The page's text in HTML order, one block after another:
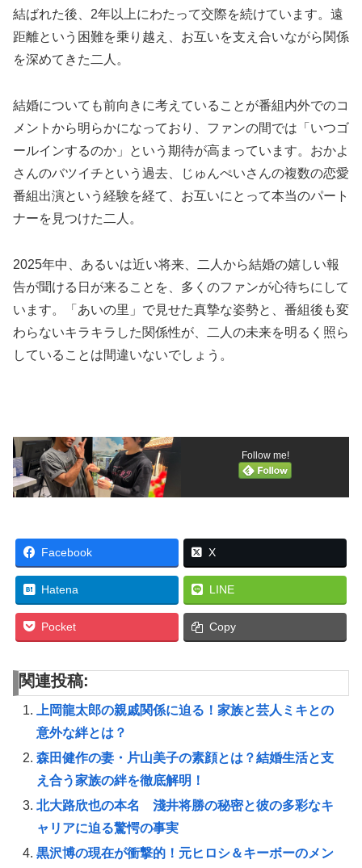
結ばれた後、2年以上にわたって交際を続けています。遠
距離という困難を乗り越え、お互いを支え合いながら関係
を深めてきた二人。
結婚についても前向きに考えていることが番組内外でのコ
メントから明らかになっており、ファンの間では「いつゴ
ールインするのか」という期待が高まっています。おかよ
さんのバツイチという過去、じゅんぺいさんの複数の恋愛
番組出演という経験を経て、お互いにとって本当のパート
ナーを見つけた二人。
2025年中、あるいは近い将来、二人から結婚の嬉しい報
告が聞ける日が来ることを、多くのファンが心待ちにして
います。「あいの里」で見せた真摯な姿勢と、番組後も変
わらないキラキラした関係性が、二人の未来を明るく照ら
していることは間違いないでしょう。
Follow me!
Facebook X
Hatena LINE
Pocket Copy
関連投稿:
上岡龍太郎の親戚関係に迫る！家族と芸人ミキとの
意外な絆とは？
森田健作の妻・片山美子の素顔とは？結婚生活と支
え合う家族の絆を徹底解明！
北大路欣也の本名 淺井将勝の秘密と彼の多彩なキ
ャリアに迫る驚愕の事実
黒沢博の現在が衝撃的！元ヒロシ＆キーボーのメン